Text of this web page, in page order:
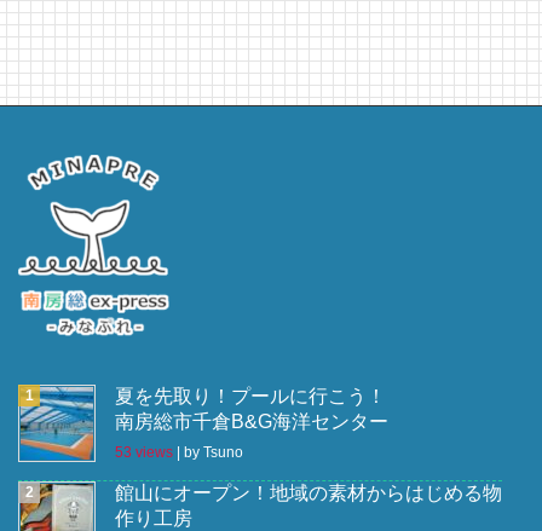
夏を先取り！プールに行こう！
南房総市千倉B&G海洋センター
53 views by Tsuno
館山にオープン！地域の素材からはじめる物
作り工房